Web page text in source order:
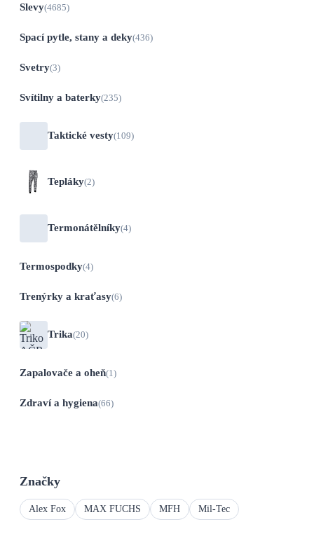
Slevy(4685)
Spací pytle, stany a deky(436)
Svetry(3)
Svítilny a baterky(235)
Taktické vesty(109)
Tepláky(2)
Termonátělníky(4)
Termospodky(4)
Trenýrky a kraťasy(6)
Trika(20)
Zapalovače a oheň(1)
Zdraví a hygiena(66)
Značky
Alex Fox MAX FUCHS MFH Mil-Tec